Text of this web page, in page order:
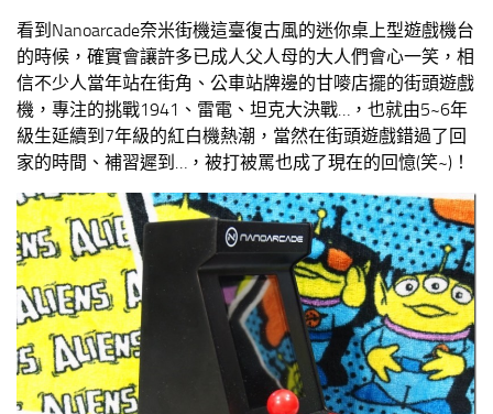
看到Nanoarcade奈米街機這臺復古風的迷你桌上型遊戲機台
的時候，確實會讓許多已成人父人母的大人們會心一笑，相
信不少人當年站在街角、公車站牌邊的甘嘜店擺的街頭遊戲
機，專注的挑戰1941、雷電、坦克大決戰…，也就由5~6年
級生延續到7年級的紅白機熱潮，當然在街頭遊戲錯過了回
家的時間、補習遲到…，被打被罵也成了現在的回憶(笑~)！